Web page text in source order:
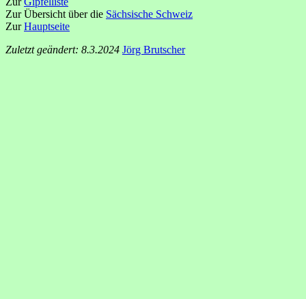
Zur Übersicht über die Sächsische Schweiz
ZurHauptseite
Zuletzt geändert: 8.3.2024 Jörg Brutscher